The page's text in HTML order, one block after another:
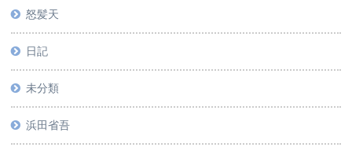
怒髪天
日記
未分類
浜田省吾